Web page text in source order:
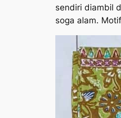
sendiri diambil
soga alam.